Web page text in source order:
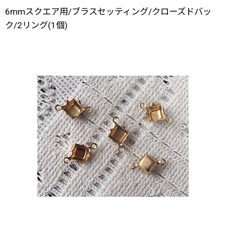
6mmスクエア用/ブラスセッティング/クローズドバッ
ク/2リング(1個)